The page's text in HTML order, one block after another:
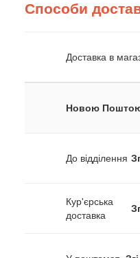
Способи
Доставка в
Новою
До відділення
Кур'єрська
доставка